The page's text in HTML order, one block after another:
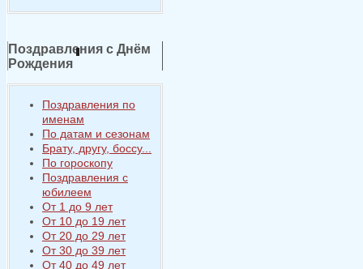
Поздравления с Днём
Рождения
Поздравления по
именам
По датам и сезонам
Брату, другу, боссу...
По гороскопу
Поздравления с
юбилеем
От 1 до 9 лет
От 10 до 19 лет
От 20 до 29 лет
От 30 до 39 лет
От 40 до 49 лет